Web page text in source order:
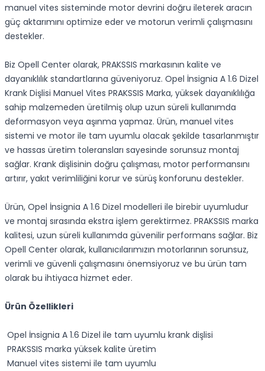
manuel vites sisteminde motor devrini doğru ileterek aracın
güç aktarımını optimize eder ve motorun verimli çalışmasını
destekler.
Biz Opell Center olarak, PRAKSSIS markasının kalite ve
dayanıklılık standartlarına güveniyoruz. Opel İnsignia A 1.6 Dizel
Krank Dişlisi Manuel Vites PRAKSSIS Marka, yüksek dayanıklılığa
sahip malzemeden üretilmiş olup uzun süreli kullanımda
deformasyon veya aşınma yapmaz. Ürün, manuel vites
sistemi ve motor ile tam uyumlu olacak şekilde tasarlanmıştır
ve hassas üretim toleransları sayesinde sorunsuz montaj
sağlar. Krank dişlisinin doğru çalışması, motor performansını
artırır, yakıt verimliliğini korur ve sürüş konforunu destekler.
Ürün, Opel İnsignia A 1.6 Dizel modelleri ile birebir uyumludur
ve montaj sırasında ekstra işlem gerektirmez. PRAKSSIS marka
kalitesi, uzun süreli kullanımda güvenilir performans sağlar. Biz
Opell Center olarak, kullanıcılarımızın motorlarının sorunsuz,
verimli ve güvenli çalışmasını önemsiyoruz ve bu ürün tam
olarak bu ihtiyaca hizmet eder.
Ürün Özellikleri
Opel İnsignia A 1.6 Dizel ile tam uyumlu krank dişlisi
PRAKSSIS marka yüksek kalite üretim
Manuel vites sistemi ile tam uyumlu